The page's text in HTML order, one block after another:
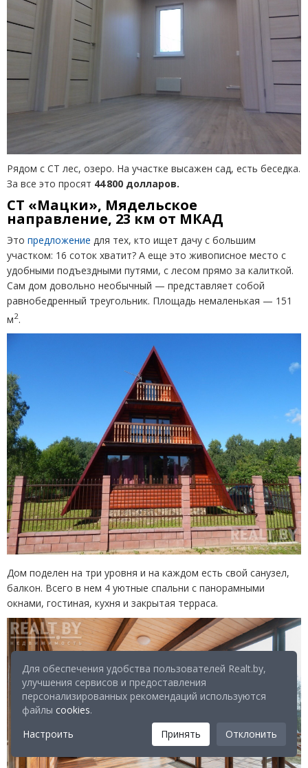
Рядом с СТ лес, озеро. На участке высажен сад, есть беседка.
За все это просят 44 800 долларов.
СТ «Мацки», Мядельское
направление, 23 км от МКАД
Это предложение для тех, кто ищет дачу с большим
участком: 16 соток хватит? А еще это живописное место с
удобными подъездными путями, с лесом прямо за калиткой.
Сам дом довольно необычный — представляет собой
равнобедренный треугольник. Площадь немаленькая — 151
м2.
Дом поделен на три уровня и на каждом есть свой санузел,
балкон. Всего в нем 4 уютные спальни с панорамными
окнами, гостиная, кухня и закрытая терраса.
Для обеспечения удобства пользователей Realt.by,
улучшения сервисов и предоставления
персонализированных рекомендаций используются
файлы cookies.
Настроить
Принять Отклонить